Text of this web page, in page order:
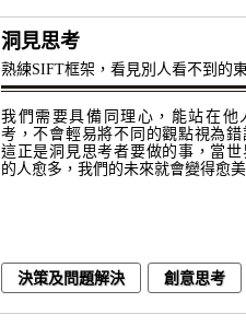
洞見思考
熟練SIFT框架，看見別人看不到的
我們需要具備同理心，能站在他
考，不會輕易將不同的觀點視為錯
這正是洞見思考者要做的事，當世
的人愈多，我們的未來就會變得愈美
決策及問題解決 創意思考